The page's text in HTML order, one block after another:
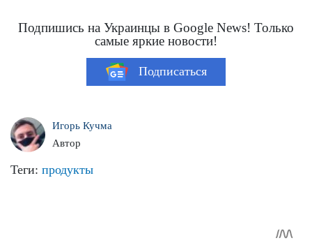
Подпишись на Украинцы в Google News! Только
самые яркие новости!
Подписаться
Игорь Кучма
Автор
Теги: продукты